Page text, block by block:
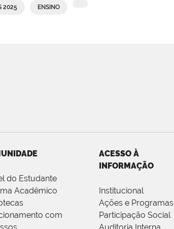
2025 ENSINO
do Estudante
Acadêmico
com
ACESSO À
INFORMAÇÃO
Institucional
Ações e Programas
Participação Social